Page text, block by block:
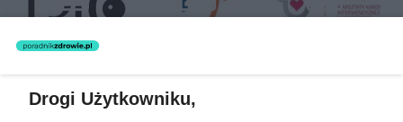
Drogi Użytkowniku,